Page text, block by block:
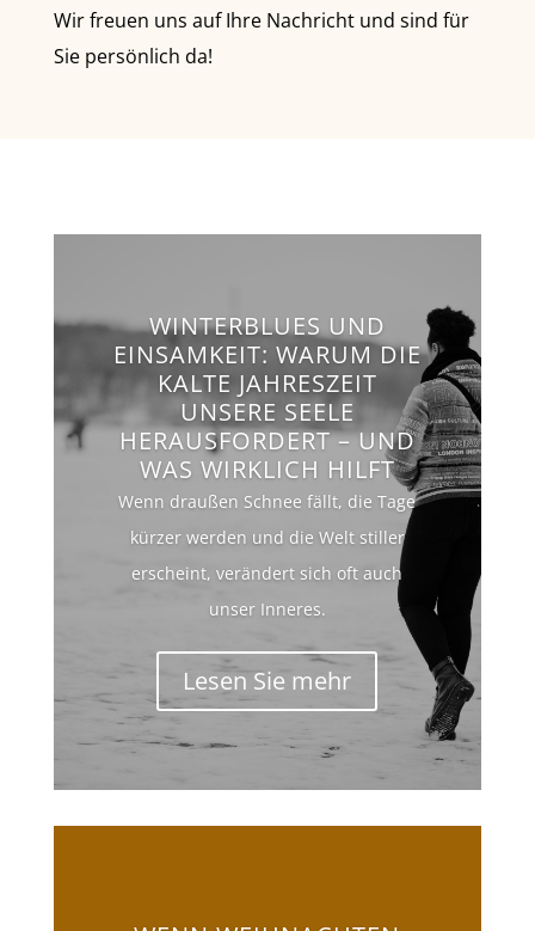
Wir freuen uns auf Ihre Nachricht und sind für
Sie persönlich da!
WINTERBLUES UND
EINSAMKEIT: WARUM DIE
KALTE JAHRESZEIT
UNSERE SEELE
HERAUSFORDERT – UND
WAS WIRKLICH HILFT
Wenn draußen Schnee fällt, die Tage
kürzer werden und die Welt stiller
erscheint, verändert sich oft auch
unser Inneres.
Lesen Sie mehr